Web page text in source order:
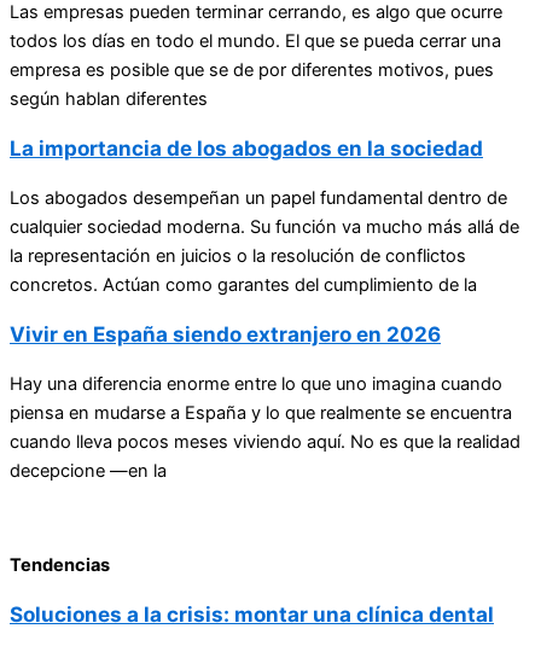
Las empresas pueden terminar cerrando, es algo que ocurre
todos los días en todo el mundo. El que se pueda cerrar una
empresa es posible que se de por diferentes motivos, pues
según hablan diferentes
La importancia de los abogados en la sociedad
Los abogados desempeñan un papel fundamental dentro de
cualquier sociedad moderna. Su función va mucho más allá de
la representación en juicios o la resolución de conflictos
concretos. Actúan como garantes del cumplimiento de la
Vivir en España siendo extranjero en 2026
Hay una diferencia enorme entre lo que uno imagina cuando
piensa en mudarse a España y lo que realmente se encuentra
cuando lleva pocos meses viviendo aquí. No es que la realidad
decepcione —en la
Tendencias
Soluciones a la crisis: montar una clínica dental